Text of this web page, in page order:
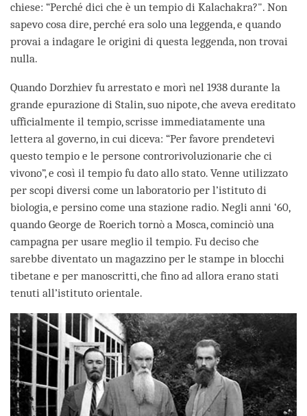
chiese: “Perché dici che è un tempio di Kalachakra?". Non
sapevo cosa dire, perché era solo una leggenda, e quando
provai a indagare le origini di questa leggenda, non trovai
nulla.
Quando Dorzhiev fu arrestato e morì nel 1938 durante la
grande epurazione di Stalin, suo nipote, che aveva ereditato
ufficialmente il tempio, scrisse immediatamente una
lettera al governo, in cui diceva: “Per favore prendetevi
questo tempio e le persone controrivoluzionarie che ci
vivono”, e così il tempio fu dato allo stato. Venne utilizzato
per scopi diversi come un laboratorio per l’istituto di
biologia, e persino come una stazione radio. Negli anni ‘60,
quando George de Roerich tornò a Mosca, cominciò una
campagna per usare meglio il tempio. Fu deciso che
sarebbe diventato un magazzino per le stampe in blocchi
tibetane e per manoscritti, che fino ad allora erano stati
tenuti all’istituto orientale.